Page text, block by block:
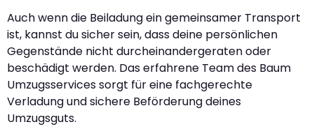
Auch wenn die Beiladung ein gemeinsamer Transport
ist, kannst du sicher sein, dass deine persönlichen
Gegenstände nicht durcheinandergeraten oder
beschädigt werden. Das erfahrene Team des Baum
Umzugsservices sorgt für eine fachgerechte
Verladung und sichere Beförderung deines
Umzugsguts.